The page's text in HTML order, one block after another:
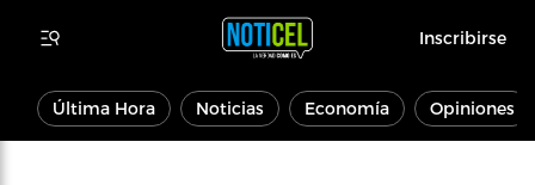
Inscribirse
Última Hora Noticias Economía Opiniones